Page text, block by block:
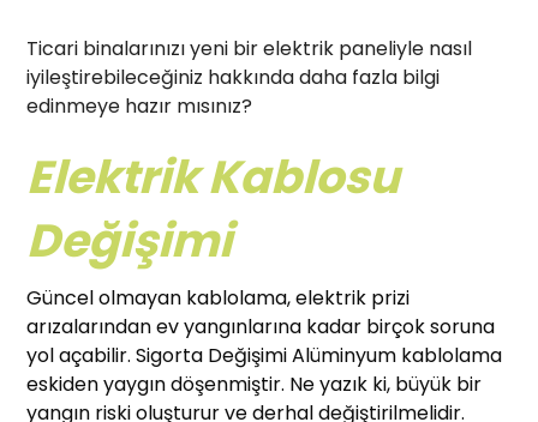
Ticari binalarınızı yeni bir elektrik paneliyle nasıl
iyileştirebileceğiniz hakkında daha fazla bilgi
edinmeye hazır mısınız?
Elektrik Kablosu
Değişimi
Güncel olmayan kablolama, elektrik prizi
arızalarından ev yangınlarına kadar birçok soruna
yol açabilir. Sigorta Değişimi Alüminyum kablolama
eskiden yaygın döşenmiştir. Ne yazık ki, büyük bir
yangın riski oluşturur ve derhal değiştirilmelidir.